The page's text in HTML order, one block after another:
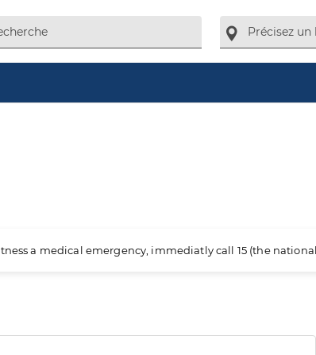
a medical emergency, immediatly call 15 (the